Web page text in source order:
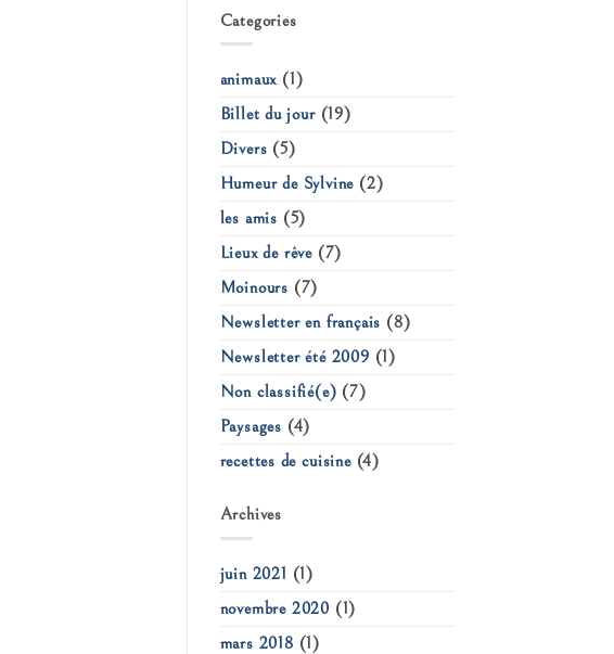
Categories
animaux(1)
Billet du jour(19)
Divers (5)
Humeur de Sylvine (2)
les amis (5)
Lieux de rêve(7)
Moinours (7)
Newsletter en français (8)
Newsletter été 2009 (1)
Non classifié(e) (7)
Paysages (4)
recettes de cuisine(4)
Archives
juin 2021 (1)
novembre 2020 (1)
mars 2018 (1)